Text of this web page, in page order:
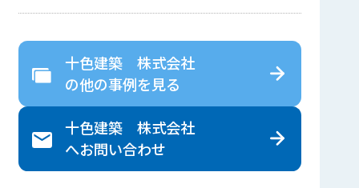
十色建築 株式会社
の他の事例を見る
十色建築 株式会社
へお問い合わせ